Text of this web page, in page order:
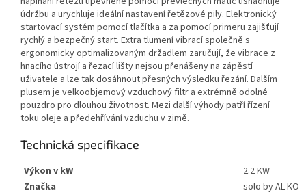
údržbu a urychluje ideální nastavení řetězové pily. Elektronický
startovací systém pomocí tlačítka a za pomocí primeru zajišťují
rychlý a bezpečný start. Extra tlumení vibrací společně s
ergonomicky optimalizovaným držadlem zaručují, že vibrace z
hnacího ústrojí a řezací lišty nejsou přenášeny na zápěstí
uživatele a lze tak dosáhnout přesných výsledku řezání. Dalším
plusem je velkoobjemový vzduchový filtr a extrémně odolné
pouzdro pro dlouhou životnost. Mezi další výhody patří řízení
toku oleje a předehřívání vzduchu v zimě.
Technická specifikace
Výkon v kW
2.2 KW
Značka
solo by AL-KO